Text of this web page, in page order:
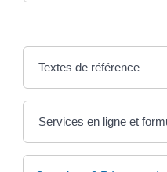
Textes de référence
Services en ligne et